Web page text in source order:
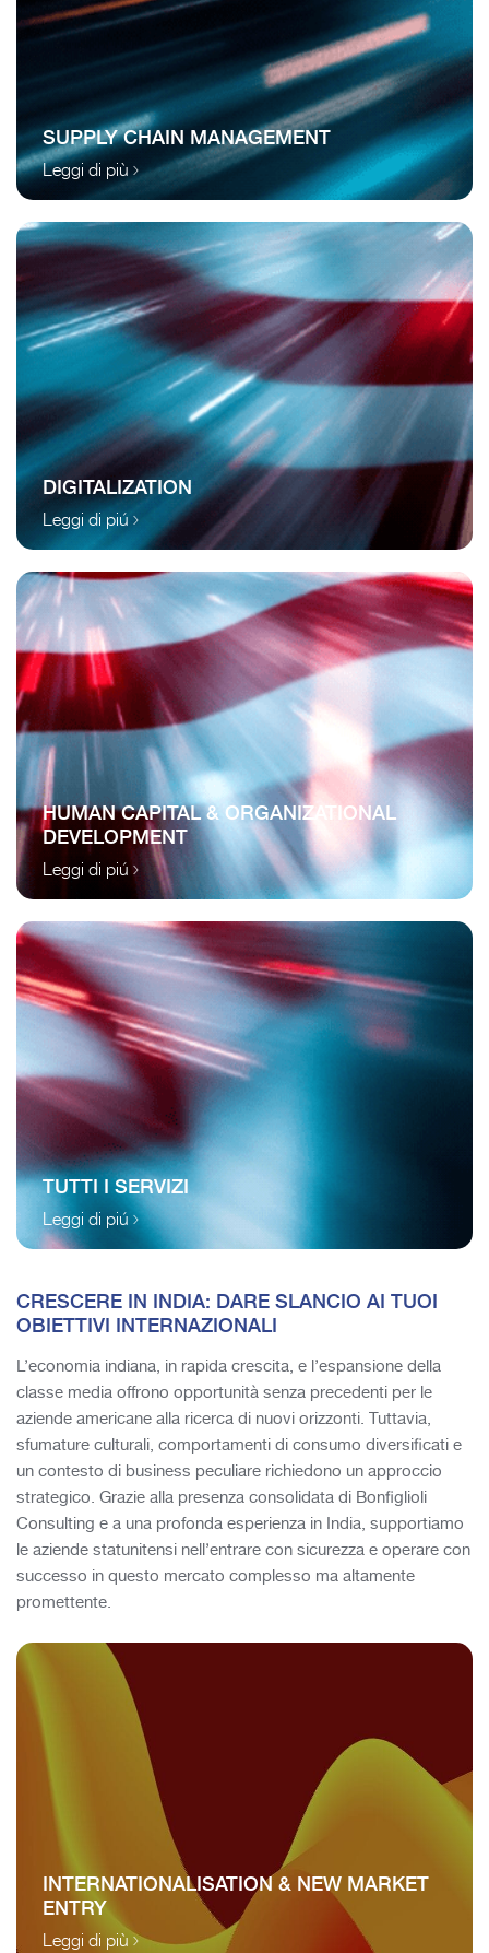
SUPPLY CHAIN MANAGEMENT
Leggi di più
DIGITALIZATION
Leggi di piú
HUMAN CAPITAL & ORGANIZATIONAL
DEVELOPMENT
Leggi di piú
TUTTI I SERVIZI
Leggi di piú
CRESCERE IN INDIA: DARE SLANCIO AI TUOI
OBIETTIVI INTERNAZIONALI
L’economia indiana, in rapida crescita, e l’espansione della
classe media offrono opportunità senza precedenti per le
aziende americane alla ricerca di nuovi orizzonti. Tuttavia,
sfumature culturali, comportamenti di consumo diversificati e
un contesto di business peculiare richiedono un approccio
strategico. Grazie alla presenza consolidata di Bonfiglioli
Consulting e a una profonda esperienza in India, supportiamo
le aziende statunitensi nell’entrare con sicurezza e operare con
successo in questo mercato complesso ma altamente
promettente.
INTERNATIONALISATION & NEW MARKET
ENTRY
Leggi di più